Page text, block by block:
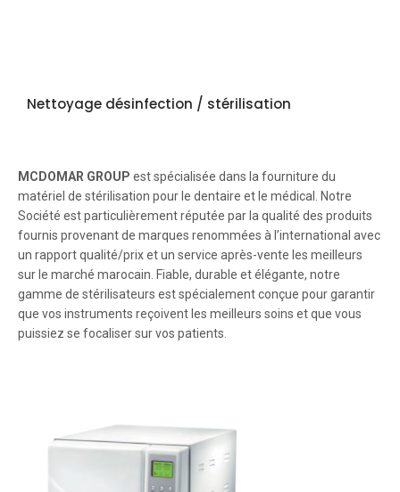
Nettoyage désinfection / stérilisation
MCDOMAR GROUP est spécialisée dans la fourniture du
matériel de stérilisation pour le dentaire et le médical. Notre
Société est particulièrement réputée par la qualité des produits
fournis provenant de marques renommées à l’international avec
un rapport qualité/prix et un service après-vente les meilleurs
sur le marché marocain. Fiable, durable et élégante, notre
gamme de stérilisateurs est spécialement conçue pour garantir
que vos instruments reçoivent les meilleurs soins et que vous
puissiez se focaliser sur vos patients.